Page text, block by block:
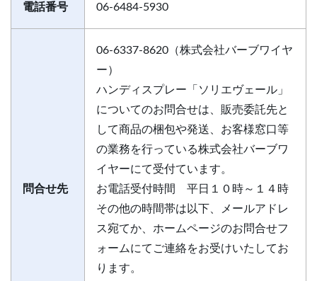
電話番号 06-6484-5930
問合せ先
06-6337-8620（株式会社バーブワイヤ
ー）
ハンディスプレー「ソリエヴェール」
についてのお問合せは、販売委託先と
して商品の梱包や発送、お客様窓口等
の業務を行っている株式会社バーブワ
イヤーにて受付ています。
お電話受付時間 平日１０時～１４時
その他の時間帯は以下、メールアドレ
ス宛てか、ホームページのお問合せフ
ォームにてご連絡をお受けいたしてお
ります。